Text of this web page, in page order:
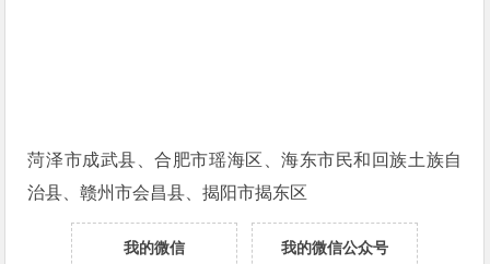
菏泽市成武县、合肥市瑶海区、海东市民和回族土族自
治县、赣州市会昌县、揭阳市揭东区
我的微信
我的微信公众号